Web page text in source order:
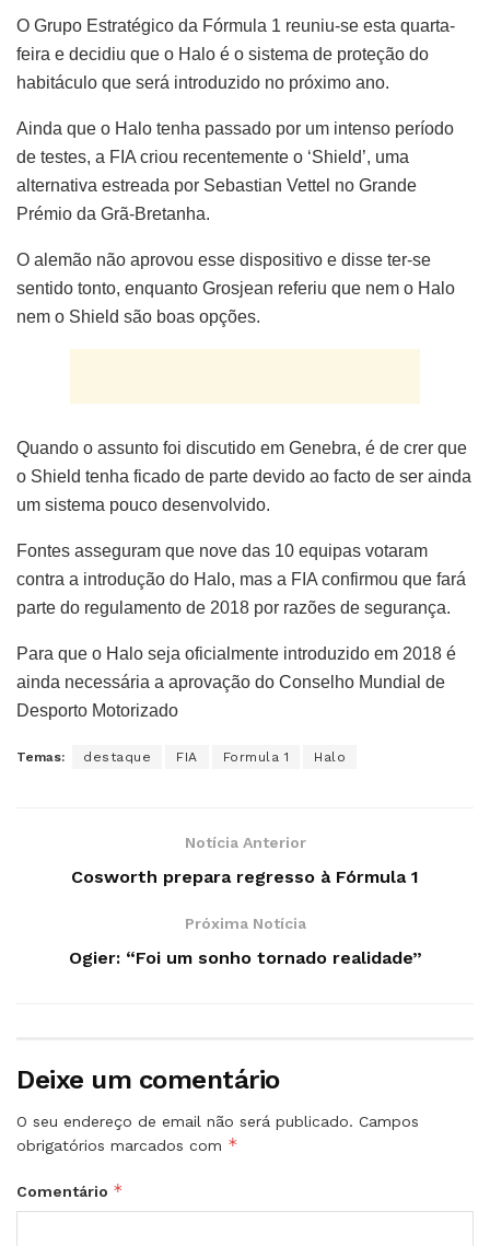
O Grupo Estratégico da Fórmula 1 reuniu-se esta quarta-
feira e decidiu que o Halo é o sistema de proteção do
habitáculo que será introduzido no próximo ano.
Ainda que o Halo tenha passado por um intenso período
de testes, a FIA criou recentemente o ‘Shield’, uma
alternativa estreada por Sebastian Vettel no Grande
Prémio da Grã-Bretanha.
O alemão não aprovou esse dispositivo e disse ter-se
sentido tonto, enquanto Grosjean referiu que nem o Halo
nem o Shield são boas opções.
Quando o assunto foi discutido em Genebra, é de crer que
o Shield tenha ficado de parte devido ao facto de ser ainda
um sistema pouco desenvolvido.
Fontes asseguram que nove das 10 equipas votaram
contra a introdução do Halo, mas a FIA confirmou que fará
parte do regulamento de 2018 por razões de segurança.
Para que o Halo seja oficialmente introduzido em 2018 é
ainda necessária a aprovação do Conselho Mundial de
Desporto Motorizado
Temas: destaque FIA Formula 1 Halo
Notícia Anterior
Cosworth prepara regresso à Fórmula 1
Próxima Notícia
Ogier: “Foi um sonho tornado realidade”
Deixe um comentário
O seu endereço de email não será publicado. Campos
obrigatórios marcados com *
Comentário *